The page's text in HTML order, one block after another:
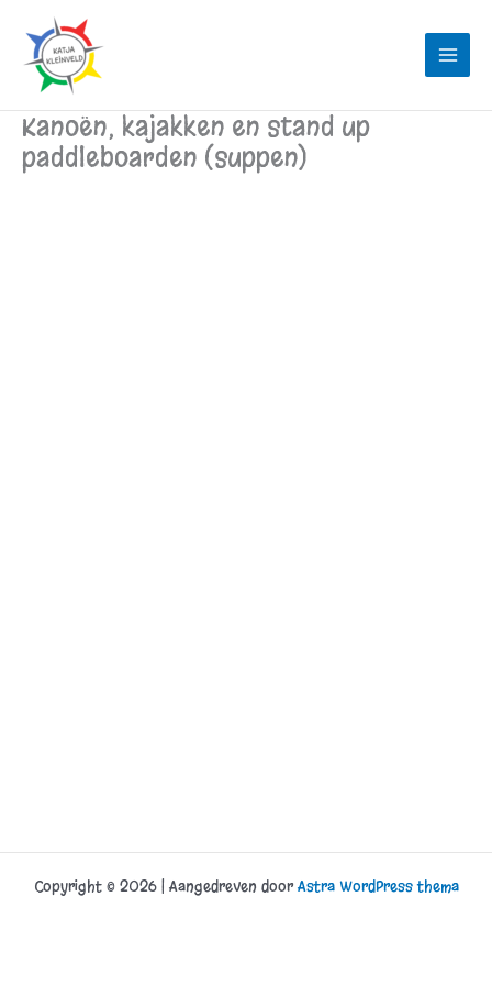
naar
inhoud
Kanoën, kajakken en stand up
paddleboarden (suppen)
Copyright © 2026 | Aangedreven doorAstra WordPress thema